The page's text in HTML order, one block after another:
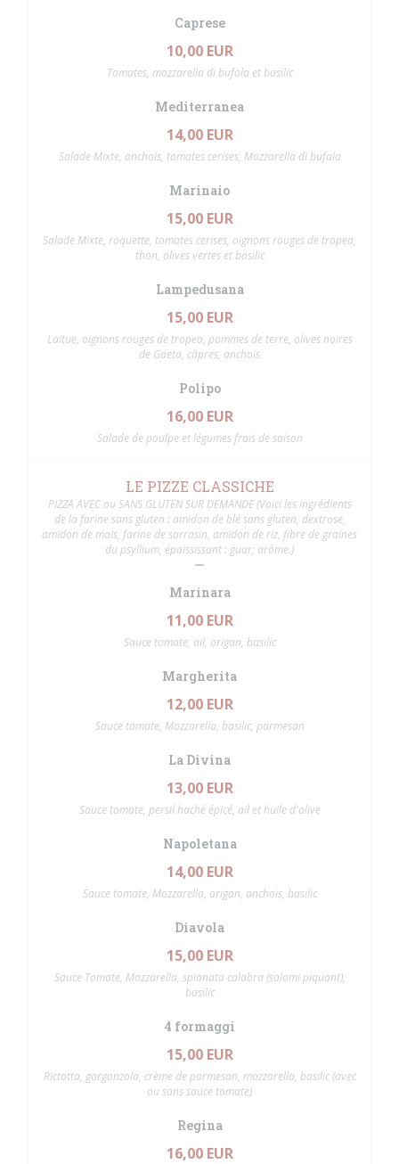
Caprese
10,00 EUR
Tomates, mozzarella di bufala et basilic
Mediterranea
14,00 EUR
Salade Mixte, anchois, tomates cerises, Mozzarella di bufala
Marinaio
15,00 EUR
Salade Mixte, roquette, tomates cerises, oignons rouges de tropea,
thon, olives vertes et basilic
Lampedusana
15,00 EUR
Laitue, oignons rouges de tropea, pommes de terre, olives noires
de Gaeta, câpres, anchois
Polipo
16,00 EUR
Salade de poulpe et légumes frais de saison
LE PIZZE CLASSICHE
PIZZA AVEC ou SANS GLUTEN SUR DEMANDE (Voici les ingrédients
de la farine sans gluten : amidon de blé sans gluten, dextrose,
amidon de maÏs, farine de sarrasin, amidon de riz, fibre de graines
du psyllium, épaississant : guar; arôme.)
Marinara
11,00 EUR
Sauce tomate, ail, origan, basilic
Margherita
12,00 EUR
Sauce tomate, Mozzarella, basilic, parmesan
La Divina
13,00 EUR
Sauce tomate, persil haché épicé, ail et huile d'olive
Napoletana
14,00 EUR
Sauce tomate, Mozzarella, origan, anchois, basilic
Diavola
15,00 EUR
Sauce Tomate, Mozzarella, spianata calabra (salami piquant),
basilic
4 formaggi
15,00 EUR
Rictotta, gorgonzola, crème de parmesan, mozzarella, basilic (avec
ou sans sauce tomate)
Regina
16,00 EUR